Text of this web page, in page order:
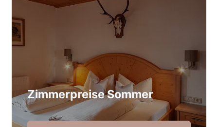
Zimmerpreise Sommer